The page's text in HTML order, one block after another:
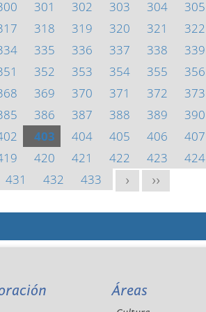
301 302 303 304 305
318 319 320 321 322
335 336 337 338 339
352 353 354 355 356
369 370 371 372 373
386 387 388 389 390
403 404 405 406 407
420 421 422 423 424
431
432 433 > >>
Áreas